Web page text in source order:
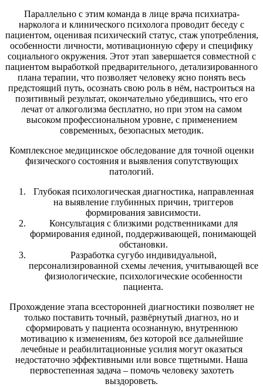
Параллельно с этим команда в лице врача психиатра-
нарколога и клинического психолога проводит беседу с
пациентом, оценивая психический статус, стаж употребления,
особенности личности, мотивационную сферу и специфику
социального окружения. Этот этап завершается совместной с
пациентом выработкой предварительного, детализированного
плана терапии, что позволяет человеку ясно понять весь
предстоящий путь, осознать свою роль в нём, настроиться на
позитивный результат, окончательно убедившись, что его
лечат от алкоголизма бесплатно, но при этом на самом
высоком профессиональном уровне, с применением
современных, безопасных методик.
Комплексное медицинское обследование для точной оценки
физического состояния и выявления сопутствующих
патологий.
Глубокая психологическая диагностика, направленная
на выявление глубинных причин, триггеров
формирования зависимости.
Консультация с близкими родственниками для
формирования единой, поддерживающей, понимающей
обстановки.
Разработка сугубо индивидуальной,
персонализированной схемы лечения, учитывающей все
физиологические, психологические особенности
пациента.
Прохождение этапа всесторонней диагностики позволяет не
только поставить точный, развёрнутый диагноз, но и
сформировать у пациента осознанную, внутреннюю
мотивацию к изменениям, без которой все дальнейшие
лечебные и реабилитационные усилия могут оказаться
недостаточно эффективными или вовсе тщетными. Наша
первостепенная задача – помочь человеку захотеть
выздороветь.